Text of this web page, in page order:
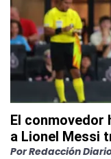
El conmovedor
a Lionel Messi
PorRedacción